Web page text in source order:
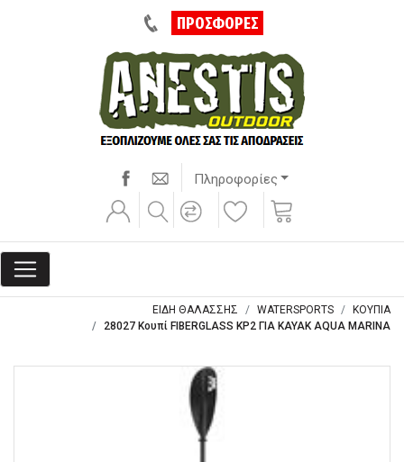
ΠΡΟΣΦΟΡΕΣ
Πληροφορίες
ΕΙΔΗ ΘΑΛΑΣΣΗΣ WATERSPORTS
ΚΟΥΠΙΑ
28027 Κουπί FIBERGLASS KP2 ΓΙΑ KAYAK AQUA MARINA